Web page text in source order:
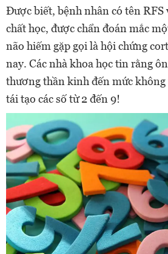
Được biết, bệnh nhân có tên RFS
chất học, được chẩn đoán mắc
não hiếm gặp gọi là hội chứng
nay. Các nhà khoa học tin rằng
thương thần kinh đến mức không
tái tạo các số từ 2 đến 9!